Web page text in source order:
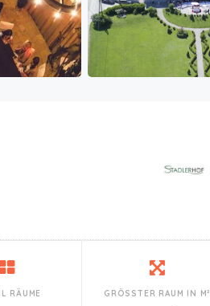
RÄUME GRÖSSTER RAUM IN M²